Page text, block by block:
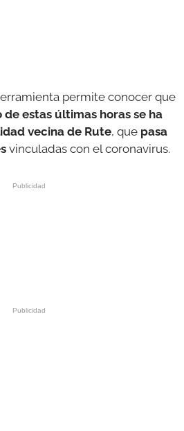
permite conocer que
estas últimas horas se ha
vecina de Rute, que pasa
vinculadas con el coronavirus.